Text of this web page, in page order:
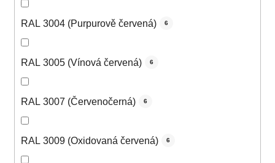
RAL 3004 (Purpurově červená) 6
RAL 3005 (Vínová červená) 6
RAL 3007 (Červenočerná) 6
RAL 3009 (Oxidovaná červená) 6